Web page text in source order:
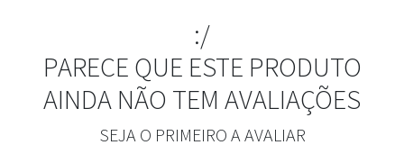
:/
PARECE QUE ESTE PRODUTO
AINDA NÃO TEM AVALIAÇÕES
SEJA O PRIMEIRO A AVALIAR